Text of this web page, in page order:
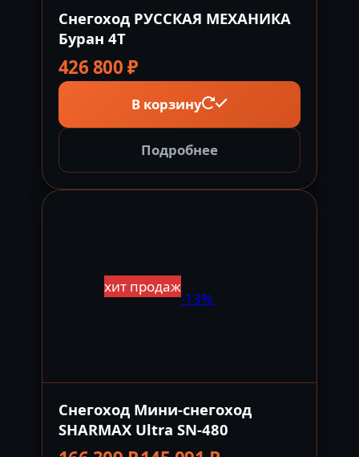
Снегоход РУССКАЯ МЕХАНИКА
Буран 4Т
426 800₽
В корзину
Подробнее
хит продаж
-13%
Снегоход Мини-снегоход
SHARMAX Ultra SN-480